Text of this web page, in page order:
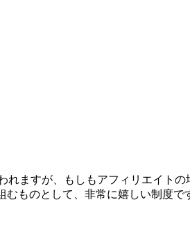
ますが、もしもアフィリエイト
むものとして、非常に嬉しい制度で